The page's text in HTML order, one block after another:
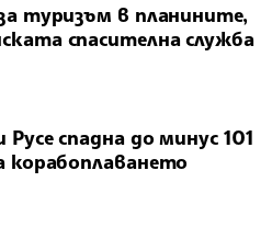
туризъм в планините,
спасителна служба
спадна до минус 101
корабоплаването